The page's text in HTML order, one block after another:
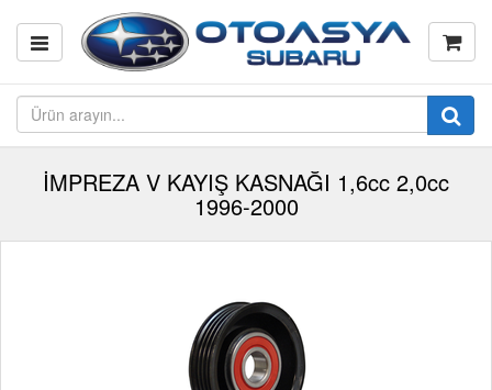
İMPREZA V KAYIŞ KASNAĞI 1,6cc 2,0cc
1996-2000